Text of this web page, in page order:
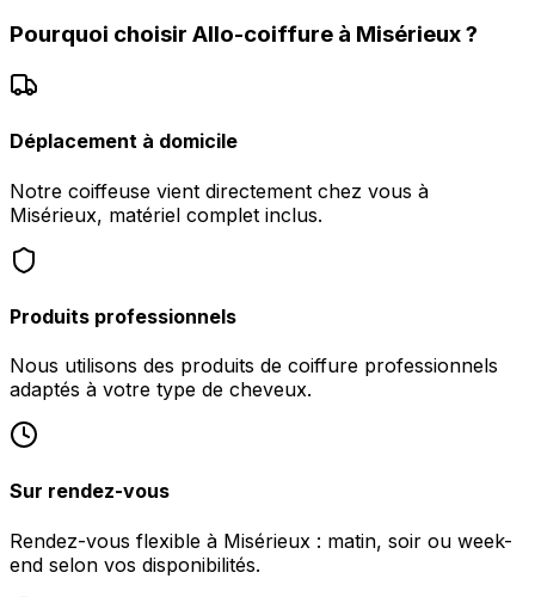
Pourquoi choisir Allo-coiffure à Misérieux?
Déplacement à domicile
Notre coiffeuse vient directement chez vous à
Misérieux, matériel complet inclus.
Produits professionnels
Nous utilisons des produits de coiffure professionnels
adaptés à votre type de cheveux.
Sur rendez-vous
Rendez-vous flexible à Misérieux : matin, soir ou week-
end selon vos disponibilités.